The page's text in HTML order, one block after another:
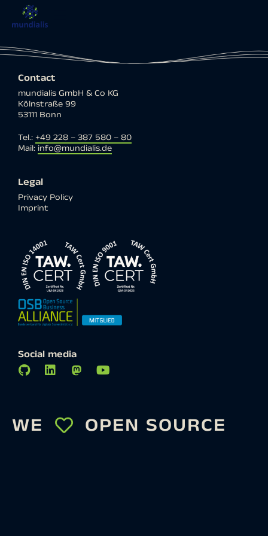
Contact
mundialis GmbH & Co KG
Kölnstraße 99
53111 Bonn
Tel.: +49 228 – 387 580 – 80
Mail: info@mundialis.de
Legal
Privacy Policy
Imprint
Social media
WE OPEN SOURCE